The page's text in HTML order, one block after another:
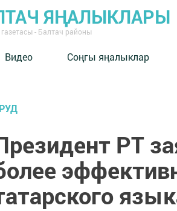
ЯҢАЛЫКЛАРЫ
- Балтач районы
Видео Соңгы яңалыклар
РТ